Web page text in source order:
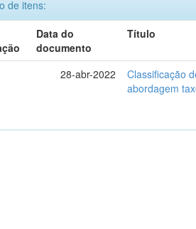
de itens:
Data do
documento
Título
28-abr-2022
Classificação
abordagem